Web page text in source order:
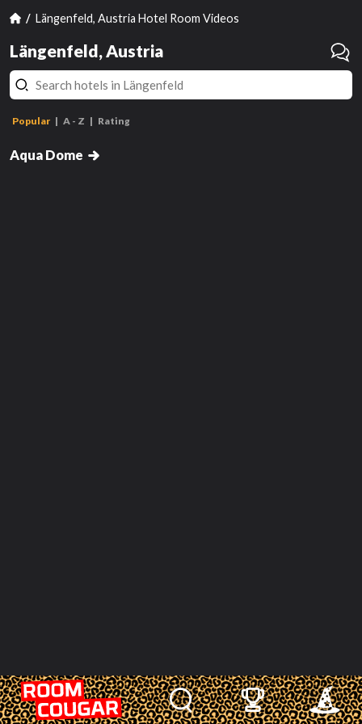
Längenfeld, Austria Hotel Room Videos
Längenfeld, Austria
Popular A - Z Rating
Aqua Dome